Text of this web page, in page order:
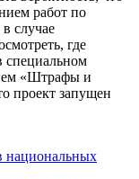
работ по
случае
где
специальном
«Штрафы и
проект запущен